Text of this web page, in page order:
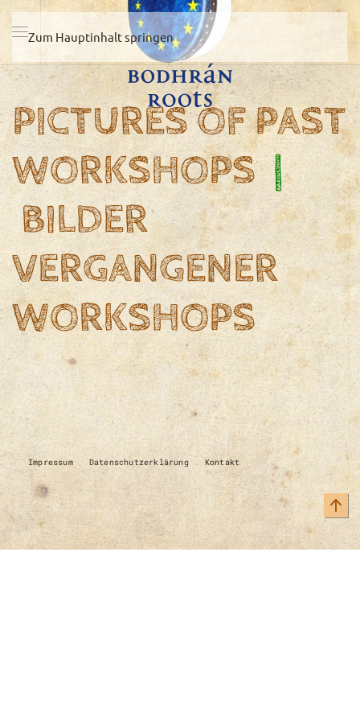
Zum Hauptinhalt springen
PICTURES OF PAST
WORKSHOPS|
BILDER
VERGANGENER
WORKSHOPS
Impressum Datenschutzerklärung Kontakt